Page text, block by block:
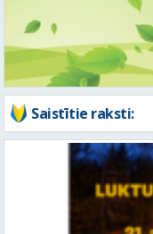
Saistītie raksti: